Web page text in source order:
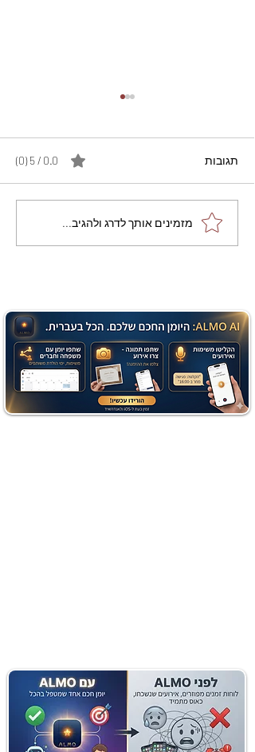
מתכון מנצח עוגת מייפל
שוקולד בחושה וקלה - זיוה
תגובות 0.0 / 5 ‏(0)
מזמינים אותך לדרג ולהגיב...